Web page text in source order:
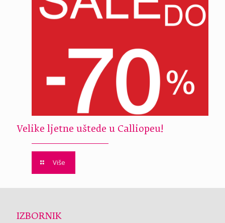
Velike ljetne uštede u Calliopeu!
Više
IZBORNIK